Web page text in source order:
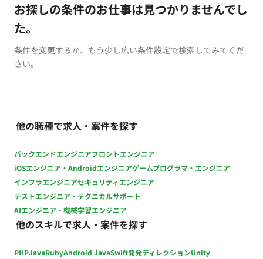
お探しの条件のお仕事は見つかりませんでし
た。
条件を変更するか、もう少し広い条件設定で検索してみてくだ
さい。
他の職種で求人・案件を探す
バックエンドエンジニアフロントエンジニア
iOSエンジニア・Androidエンジニアゲームプログラマ・エンジニア
インフラエンジニアセキュリティエンジニア
テストエンジニア・テクニカルサポート
AIエンジニア・機械学習エンジニア
他のスキルで求人・案件を探す
PHPJavaRubyAndroid JavaSwift開発ディレクションUnity